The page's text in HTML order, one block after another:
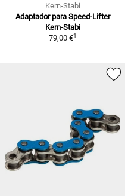
Kern-Stabi
Adaptador para Speed-Lifter
Kern-Stabi
79,00 €1